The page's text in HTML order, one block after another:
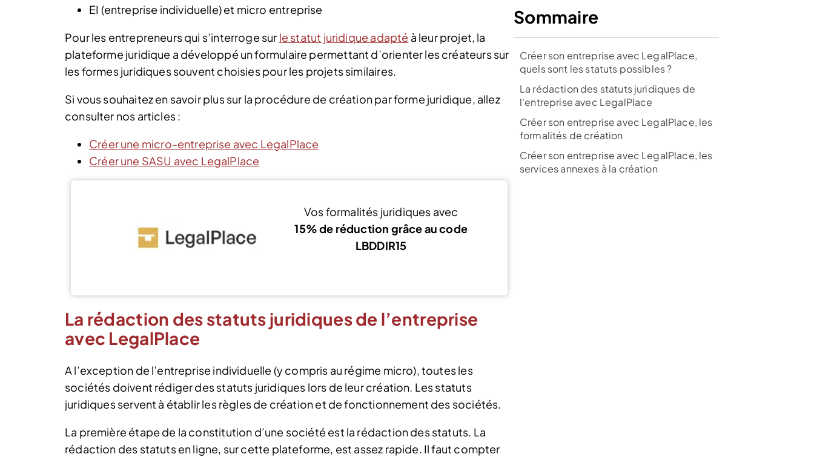
EI (entreprise individuelle) et micro entreprise
Pour les entrepreneurs qui s’interroge sur le statut juridique adapté à leur projet, la
plateforme juridique a développé un formulaire permettant d’orienter les créateurs sur
les formes juridiques souvent choisies pour les projets similaires.
Si vous souhaitez en savoir plus sur la procédure de création par forme juridique, allez
consulter nos articles :
Créer une micro-entreprise avec LegalPlace
Créer une SASU avec LegalPlace
Vos formalités juridiques avec
15%de réduction grâce au code
LBDDIR15
La rédaction des statuts juridiques de l’entreprise
avec LegalPlace
A l’exception de l’entreprise individuelle (y compris au régime micro), toutes les
sociétés doivent rédiger des statuts juridiques lors de leur création. Les statuts
juridiques servent à établir les règles de création et de fonctionnement des sociétés.
La première étape de la constitution d’une société est la rédaction des statuts. La
rédaction des statuts en ligne, sur cette plateforme, est assez rapide. Il faut compter
Sommaire
Créer son entreprise avec LegalPlace,
quels sont les statuts possibles ?
La rédaction des statuts juridiques de
l'entreprise avec LegalPlace
Créer son entreprise avec LegalPlace, les
formalités de création
Créer son entreprise avec LegalPlace, les
services annexes à la création